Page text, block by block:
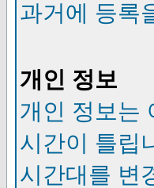
과거에 등록
개인 정보
개인 정보는
시간이 틀립
시간대를 변